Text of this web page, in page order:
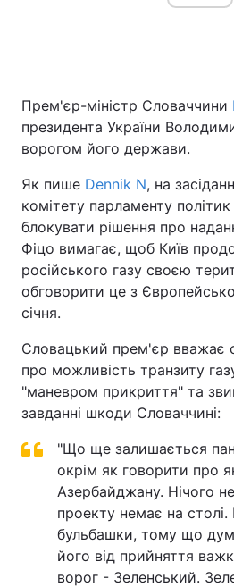
Прем'єр-міністр Словаччини
президента України
ворогом його держави.
Як пише Dennik N, на
комітету парламенту
блокувати рішення про
Фіцо вимагає, щоб Київ
російського газу своєю
обговорити це з
січня.
Словацький прем'єр вважає
про можливість транзиту
"маневром прикриття" та
завданні шкоди Словаччині:
"Що ще залишається
окрім як говорити про
Азербайджану. Нічого
проекту немає на столі.
бульбашки, тому що
його від прийняття
ворог - Зеленський.